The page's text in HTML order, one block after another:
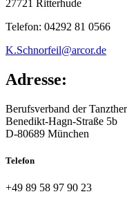
27721 Ritterhude
Telefon: 04292 81 0566
K.Schnorfeil@arcor.de
Adresse:
Berufsverband der
Benedikt-Hagn-Straße 5b
D-80689 München
Telefon
+49 89 58 97 90 23